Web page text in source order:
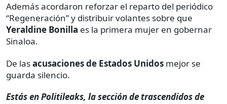
Además acordaron reforzar el reparto del periódico
“Regeneración” y distribuir volantes sobre que
Yeraldine Bonilla es la primera mujer en gobernar
Sinaloa.
De lasacusaciones de Estados Unidos mejor se
guarda silencio.
Estás en Politileaks, la sección de trascendidos de